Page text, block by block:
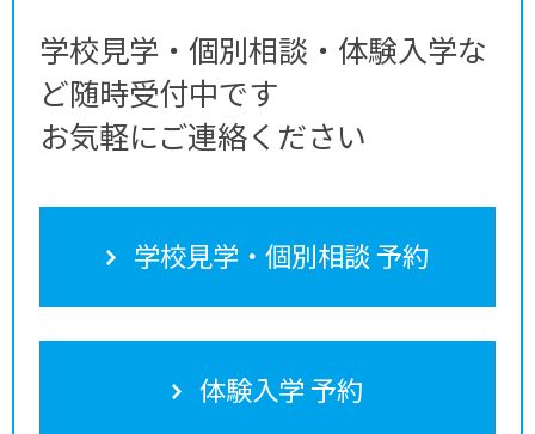
学校見学・個別相談・体験入学な
ど随時受付中です
お気軽にご連絡ください
学校見学・個別相談 予約
体験入学 予約